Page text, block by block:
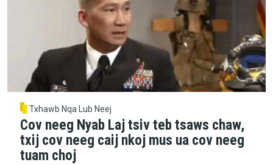
Txhawb Nqa Lub Neej
Cov neeg Nyab Laj tsiv teb tsaws chaw,
txij cov neeg caij nkoj mus ua cov neeg
tuam choj